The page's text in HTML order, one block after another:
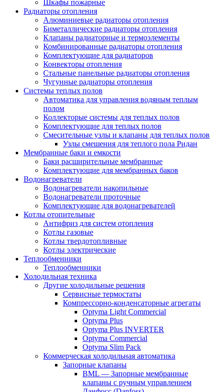
Шкафы пожарные
Радиаторы отопления
Алюминиевые радиаторы отопления
Биметаллические радиаторы отопления
Клапаны радиаторные и термоэлементы
Комбинированные радиаторы отопления
Комплектующие для радиаторов
Конвекторы отопления
Стальные панельные радиаторы отопления
Чугунные радиаторы отопления
Системы теплых полов
Автоматика для управления водяным теплым
полом
Коллекторые системы для теплых полов
Комплектующие для теплых полов
Смесительные узлы и клапаны для теплых полов
Узлы смешения для теплого пола Ридан
Мембранные баки и емкости
Баки расширительные мембранные
Комплектующие для мембранных баков
Водонагреватели
Водонагреватели накопильные
Водонагреватели проточные
Комплектующие для водонагревателей
Котлы отопительные
Антифриз для систем отопления
Котлы газовые
Котлы твердотопливные
Котлы электрические
Теплообменники
Теплообменники
Холодильная техника
Другие холодильные решения
Сервисные термостаты
Компрессорно-конденсаторные агрегаты
Optyma Light Commercial
Optyma Plus
Optyma Plus INVERTER
Optyma Commercial
Optyma Slim Pack
Коммерческая холодильная автоматика
Запорные клапаны
BML — Запорные мембранные
клапаны с ручным управлением